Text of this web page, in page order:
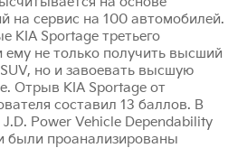
на сервис на 100 автомобилей.
KIA Sportage третьего
ему не только получить высший
но и завоевать высшую
Отрыв KIA Sportage от
составил 13 баллов. В
Power Vehicle Dependability
были проанализированы